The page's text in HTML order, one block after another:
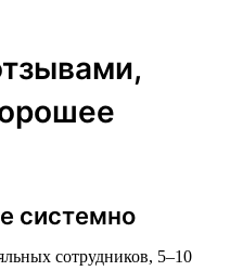
системно
сотрудников, 5–10